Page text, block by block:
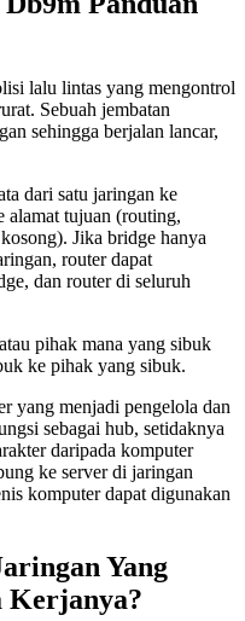
lalu lintas yang mengontrol
Sebuah jembatan
sehingga berjalan lancar,
dari satu jaringan ke
alamat tujuan (routing,
Jika bridge hanya
router dapat
dan router di seluruh
pihak mana yang sibuk
ke pihak yang sibuk.
yang menjadi pengelola dan
sebagai hub, setidaknya
daripada komputer
ke server di jaringan
komputer dapat digunakan
Yang
Kerjanya?